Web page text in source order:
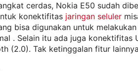
cerdas, Nokia E50 sudah
konektifitas jaringan seluler
bisa digunakan untuk
. Selain itu ada juga konektifitas
(2.0). Tak ketinggalan fitur